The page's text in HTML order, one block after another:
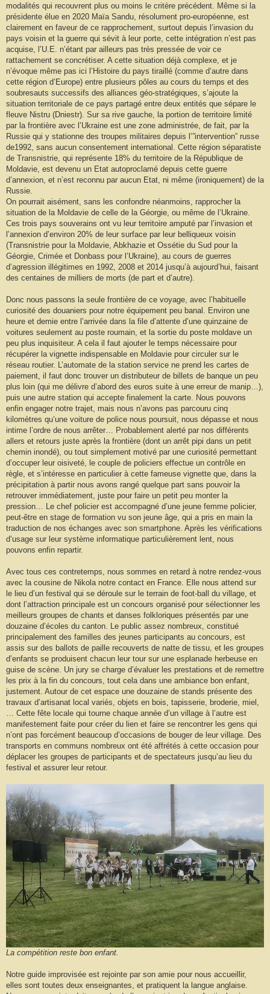
modalités qui recouvrent plus ou moins le critère précédent. Même si la
présidente élue en 2020 Maïa Sandu, résolument pro-européenne, est
clairement en faveur de ce rapprochement, surtout depuis l’invasion du
pays voisin et la guerre qui sévit à leur porte, cette intégration n’est pas
acquise, l’U.E. n’étant par ailleurs pas très pressée de voir ce
rattachement se concrétiser. A cette situation déjà complexe, et je
n’évoque même pas ici l’Histoire du pays tiraillé (comme d’autre dans
cette région d’Europe) entre plusieurs pôles au cours du temps et des
soubresauts successifs des alliances géo-stratégiques, s’ajoute la
situation territoriale de ce pays partagé entre deux entités que sépare le
fleuve Nistru (Dniestr). Sur sa rive gauche, la portion de territoire limité
par la frontière avec l’Ukraine est une zone administrée, de fait, par la
Russie qui y stationne des troupes militaires depuis l’”intervention” russe
de1992, sans aucun consentement international. Cette région séparatiste
de Transnistrie, qui représente 18% du territoire de la République de
Moldavie, est devenu un Etat autoproclamé depuis cette guerre
d’annexion, et n’est reconnu par aucun Etat, ni même (ironiquement) de la
Russie.
On pourrait aisément, sans les confondre néanmoins, rapprocher la
situation de la Moldavie de celle de la Géorgie, ou même de l’Ukraine.
Ces trois pays souverains ont vu leur territoire amputé par l’invasion et
l’annexion d’environ 20% de leur surface par leur belliqueux voisin
(Transnistrie pour la Moldavie, Abkhazie et Ossétie du Sud pour la
Géorgie, Crimée et Donbass pour l’Ukraine), au cours de guerres
d’agression illégitimes en 1992, 2008 et 2014 jusqu’à aujourd’hui, faisant
des centaines de milliers de morts (de part et d’autre).
Donc nous passons la seule frontière de ce voyage, avec l’habituelle
curiosité des douaniers pour notre équipement peu banal. Environ une
heure et demie entre l’arrivée dans la file d’attente d’une quinzaine de
voitures seulement au poste roumain, et la sortie du poste moldave un
peu plus inquisiteur. A cela il faut ajouter le temps nécessaire pour
récupérer la vignette indispensable en Moldavie pour circuler sur le
réseau routier. L’automate de la station service ne prend les cartes de
paiement, il faut donc trouver un distributeur de billets de banque un peu
plus loin (qui me délivre d’abord des euros suite à une erreur de manip…),
puis une autre station qui accepte finalement la carte. Nous pouvons
enfin engager notre trajet, mais nous n’avons pas parcouru cinq
kilomètres qu’une voiture de police nous poursuit, nous dépasse et nous
intime l’ordre de nous arrêter… Probablement alerté par nos différents
allers et retours juste après la frontière (dont un arrêt pipi dans un petit
chemin inondé), ou tout simplement motivé par une curiosité permettant
d’occuper leur oisiveté, le couple de policiers effectue un contrôle en
règle, et s’intéresse en particulier à cette fameuse vignette que, dans la
précipitation à partir nous avons rangé quelque part sans pouvoir la
retrouver immédiatement, juste pour faire un petit peu monter la
pression… Le chef policier est accompagné d’une jeune femme policier,
peut-être en stage de formation vu son jeune âge, qui a pris en main la
traduction de nos échanges avec son smartphone. Après les vérifications
d’usage sur leur système informatique particulièrement lent, nous
pouvons enfin repartir.
Avec tous ces contretemps, nous sommes en retard à notre rendez-vous
avec la cousine de Nikola notre contact en France. Elle nous attend sur
le lieu d’un festival qui se déroule sur le terrain de foot-ball du village, et
dont l’attraction principale est un concours organisé pour sélectionner les
meilleurs groupes de chants et danses folkloriques présentés par une
douzaine d’écoles du canton. Le public assez nombreux, constitué
principalement des familles des jeunes participants au concours, est
assis sur des ballots de paille recouverts de natte de tissu, et les groupes
d’enfants se produisent chacun leur tour sur une esplanade herbeuse en
guise de scène. Un jury se charge d’évaluer les prestations et de remettre
les prix à la fin du concours, tout cela dans une ambiance bon enfant,
justement. Autour de cet espace une douzaine de stands présente des
travaux d’artisanat local variés, objets en bois, tapisserie, broderie, miel,
… Cette fête locale qui tourne chaque année d’un village à l’autre est
manifestement faite pour créer du lien et faire se rencontrer les gens qui
n’ont pas forcément beaucoup d’occasions de bouger de leur village. Des
transports en communs nombreux ont été affrétés à cette occasion pour
déplacer les groupes de participants et de spectateurs jusqu’au lieu du
festival et assurer leur retour.
La compétition reste bon enfant.
Notre guide improvisée est rejointe par son amie pour nous accueillir,
elles sont toutes deux enseignantes, et pratiquent la langue anglaise.